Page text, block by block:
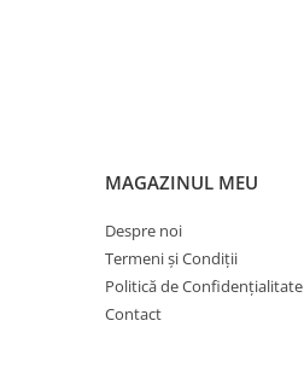
MAGAZINUL MEU
Despre noi
Termeni și Condiții
Politică de Confidențialitate
Contact